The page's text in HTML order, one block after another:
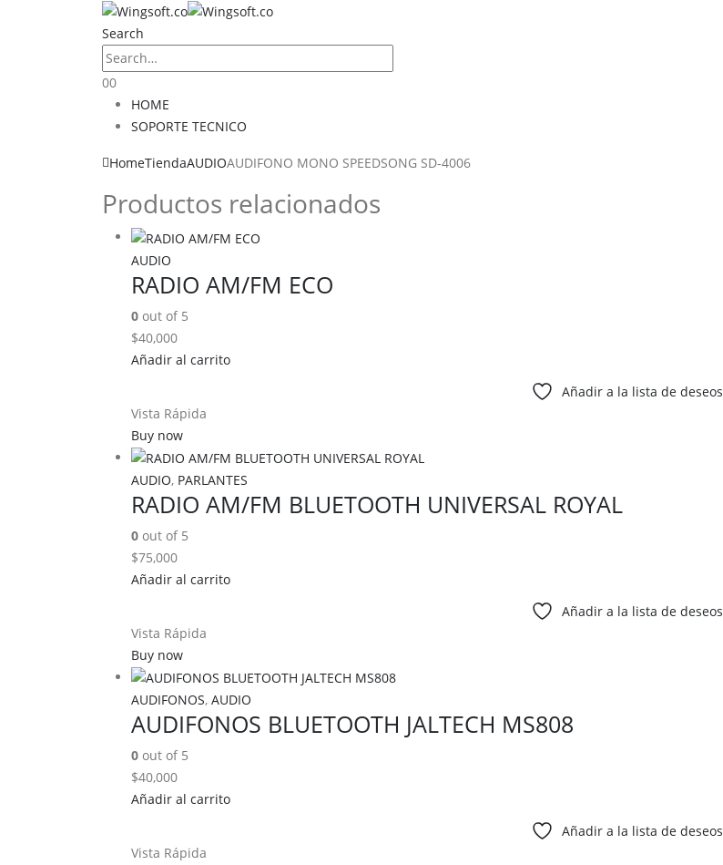
Search
00
HOME
SOPORTE TECNICO
HomeTiendaAUDIOAUDIFONO MONO SPEEDSONG SD-4006
Productos relacionados
AUDIO
RADIO AM/FM ECO
0 out of 5
$40,000
Añadir al carrito
Añadir a la lista de deseos
Vista Rápida
Buy now
AUDIO, PARLANTES
RADIO AM/FM BLUETOOTH UNIVERSAL ROYAL
0 out of 5
$75,000
Añadir al carrito
Añadir a la lista de deseos
Vista Rápida
Buy now
AUDIFONOS, AUDIO
AUDIFONOS BLUETOOTH JALTECH MS808
0 out of 5
$40,000
Añadir al carrito
Añadir a la lista de deseos
Vista Rápida